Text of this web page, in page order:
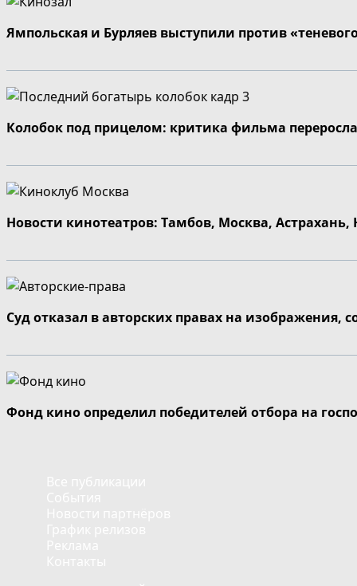
Ямпольская и Бурляев выступили против
Колобок под прицелом: критика фильма
Новости кинотеатров: Тамбов, Москва,
Суд отказал в авторских правах на изображения,
Фонд кино определил победителей отбора на